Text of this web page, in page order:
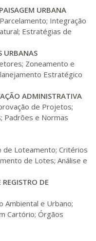
R$ 1.387,93
R$ 1.487,06
Matricular
R$ 1.586,20
Matricular
Matricular
R$ 1.784,48
R$ 1.883,61
URBANA
Integração
Estratégias de
URBANAS
Zoneamento e
Estratégico
ADMINISTRATIVA
de Projetos;
Padrões e Normas
de Loteamento; Critérios
de Lotes; Análise e
DE
Ambiental e Urbano;
Cartório; Órgãos